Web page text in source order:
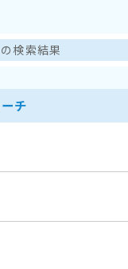
の検索結果
チ